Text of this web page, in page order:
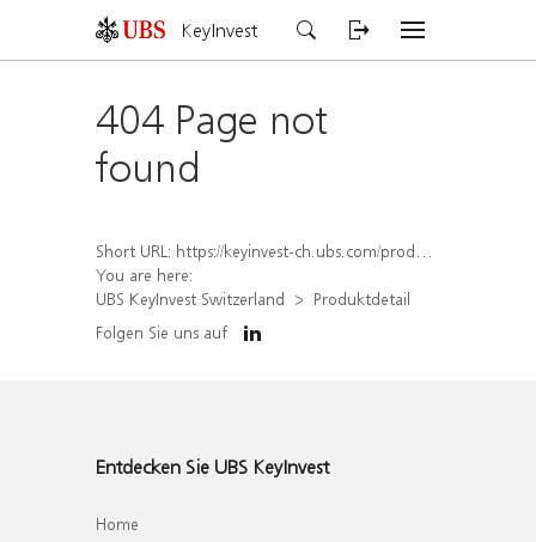
KeyInvest
404 Page not
found
Short URL: https://keyinvest-ch.ubs.com/produkt/detail/index/isin/CH1569457190
You are here:
UBS KeyInvest Switzerland
Produktdetail
Folgen Sie uns auf
Entdecken Sie UBS KeyInvest
Home